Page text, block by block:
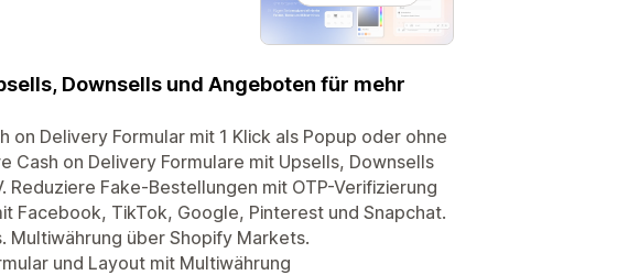
Downsells und Angeboten für mehr
Delivery Formular mit 1 Klick als Popup oder ohne
on Delivery Formulare mit Upsells, Downsells
Fake-Bestellungen mit OTP-Verifizierung
Facebook, TikTok, Google, Pinterest und Snapchat.
Multiwährung über Shopify Markets.
und Layout mit Multiwährung